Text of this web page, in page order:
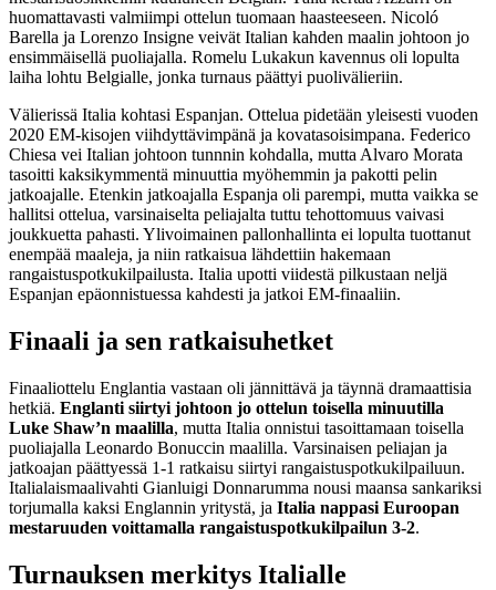
huomattavasti valmiimpi ottelun tuomaan haasteeseen. Nicoló
Barella ja Lorenzo Insigne veivät Italian kahden maalin johtoon jo
ensimmäisellä puoliajalla. Romelu Lukakun kavennus oli lopulta
laiha lohtu Belgialle, jonka turnaus päättyi puolivälieriin.
Välierissä Italia kohtasi Espanjan. Ottelua pidetään yleisesti vuoden
2020 EM-kisojen viihdyttävimpänä ja kovatasoisimpana. Federico
Chiesa vei Italian johtoon tunnnin kohdalla, mutta Alvaro Morata
tasoitti kaksikymmentä minuuttia myöhemmin ja pakotti pelin
jatkoajalle. Etenkin jatkoajalla Espanja oli parempi, mutta vaikka se
hallitsi ottelua, varsinaiselta peliajalta tuttu tehottomuus vaivasi
joukkuetta pahasti. Ylivoimainen pallonhallinta ei lopulta tuottanut
enempää maaleja, ja niin ratkaisua lähdettiin hakemaan
rangaistuspotkukilpailusta. Italia upotti viidestä pilkustaan neljä
Espanjan epäonnistuessa kahdesti ja jatkoi EM-finaaliin.
Finaali ja sen ratkaisuhetket
Finaaliottelu Englantia vastaan oli jännittävä ja täynnä dramaattisia
hetkiä. Englanti siirtyi johtoon jo ottelun toisella minuutilla
Luke Shaw’n maalilla, mutta Italia onnistui tasoittamaan toisella
puoliajalla Leonardo Bonuccin maalilla. Varsinaisen peliajan ja
jatkoajan päättyessä 1-1 ratkaisu siirtyi rangaistuspotkukilpailuun.
Italialaismaalivahti Gianluigi Donnarumma nousi maansa sankariksi
torjumalla kaksi Englannin yritystä, ja Italia nappasi Euroopan
mestaruuden voittamalla rangaistuspotkukilpailun 3-2.
Turnauksen merkitys Italialle